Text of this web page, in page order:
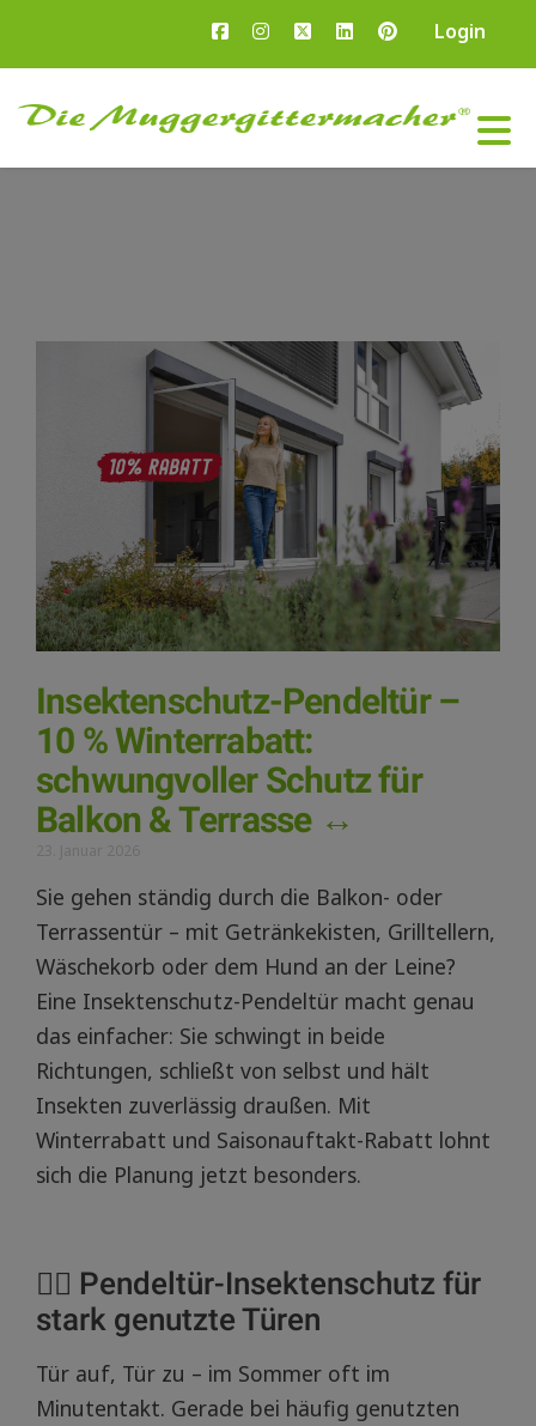
Login
Insektenschutz-Pendeltür –
10 % Winterrabatt:
schwungvoller Schutz für
Balkon & Terrasse ↔️
Sie gehen ständig durch die Balkon- oder
Terrassentür – mit Getränkekisten, Grilltellern,
Wäschekorb oder dem Hund an der Leine?
Eine Insektenschutz-Pendeltür macht genau
das einfacher: Sie schwingt in beide
Richtungen, schließt von selbst und hält
Insekten zuverlässig draußen. Mit
Winterrabatt und Saisonauftakt-Rabatt lohnt
sich die Planung jetzt besonders.
🚶‍♀️ Pendeltür-Insektenschutz für
stark genutzte Türen
Tür auf, Tür zu – im Sommer oft im
Minutentakt. Gerade bei häufig genutzten